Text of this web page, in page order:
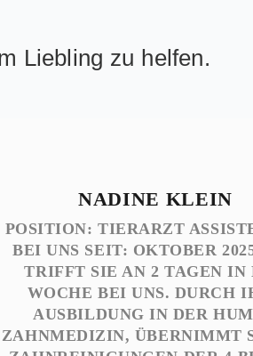
Liebling zu helfen.
NADINE KLEIN
POSITION: TIERARZT
BEI UNS SEIT: OKTOBER
TRIFFT SIE AN 2 TAGEN IN
WOCHE BEI UNS. DURCH
AUSBILDUNG IN DER
ZAHNMEDIZIN, ÜBERNIMMT